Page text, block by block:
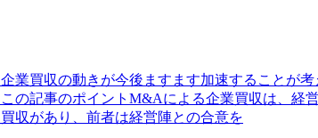
業買収の動きが今後ますます加速することが
の記事のポイントM&Aによる企業買収は、
収があり、前者は経営陣との合意を